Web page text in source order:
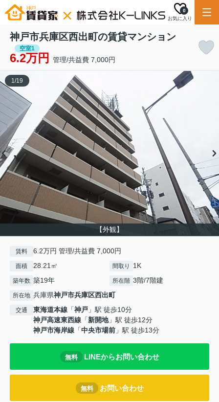
お気に入り
0
神戸市兵庫区西出町の賃貸マンション
空室1
6.2万円 管理/共益費 7,000円
【外観】
1/19
賃料 6.2万円 管理/共益費 7,000円
面積 28.21㎡ 間取り 1K
築年数 築19年 所在階 3階/7階建
所在地 兵庫県神戸市兵庫区西出町
交通 東海道本線 「神戸 」駅 徒歩10分
神戸高速東西線 「新開地」駅 徒歩12分
神戸市海岸線 「中央市場前 」駅 徒歩13分
無料 LINEからお問い合わせ
無料 お問い合わせ